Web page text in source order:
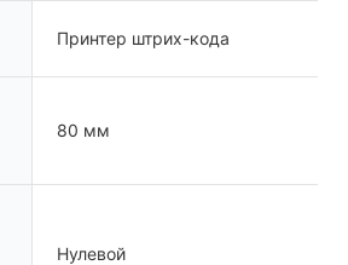
Принтер штрих-кода
80 мм
Нулевой